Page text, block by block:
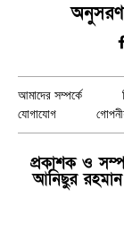
আমাদের সম্পর্কে
যোগাযোগ
প্রকাশক ও
আনিছুর রহমান